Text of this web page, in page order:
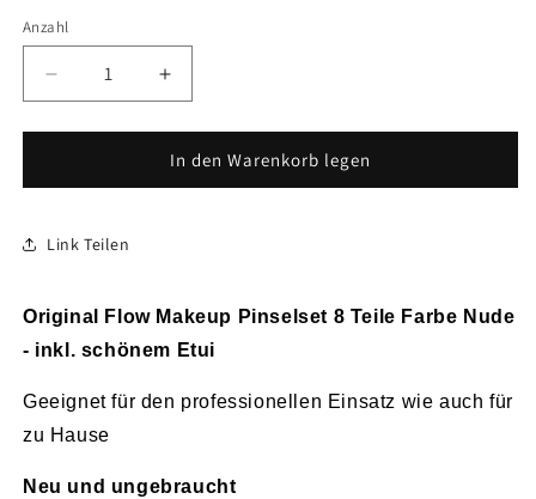
Anzahl
Anzahl
Verringere
die
Menge
Makeup
8
Nude,
Etui
Erhöhe
die
Menge
für
Makeup
Nude,
Etui
In den Warenkorb legen
Link Teilen
Original Flow Makeup Pinselset 8 Teile Farbe Nude
- inkl. schönem Etui
Geeignet für den professionellen Einsatz wie auch für
zu Hause
Neu und ungebraucht